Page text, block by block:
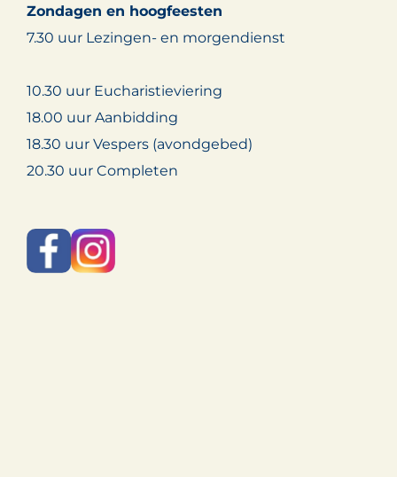
Zondagen en hoogfeesten
7.30 uur Lezingen- en morgendienst
10.30 uur Eucharistieviering
18.00 uur Aanbidding
18.30 uur Vespers (avondgebed)
20.30 uur Completen